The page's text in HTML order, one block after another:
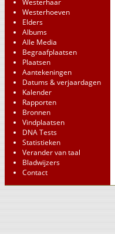
Westerhaar
Westerhoeven
Elders
Albums
Alle Media
Begraafplaatsen
Plaatsen
Aantekeningen
Datums & verjaardagen
Kalender
Rapporten
Bronnen
Vindplaatsen
DNA Tests
Statistieken
Verander van taal
Bladwijzers
Contact